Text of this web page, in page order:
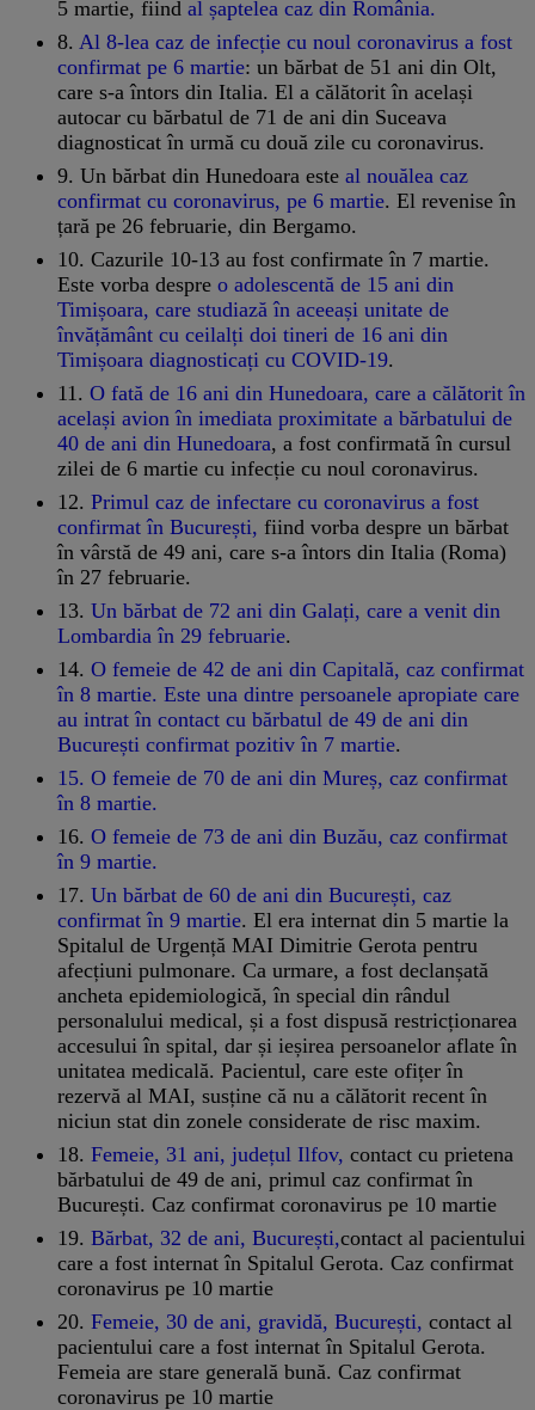
5 martie, fiind al șaptelea caz din România.
8. Al 8-lea caz de infecție cu noul coronavirus a fost
confirmat pe 6 martie: un bărbat de 51 ani din Olt,
care s-a întors din Italia. El a călătorit în același
autocar cu bărbatul de 71 de ani din Suceava
diagnosticat în urmă cu două zile cu coronavirus.
9. Un bărbat din Hunedoara este al nouălea caz
confirmat cu coronavirus, pe 6 martie. El revenise în
țară pe 26 februarie, din Bergamo.
10. Cazurile 10-13 au fost confirmate în 7 martie.
Este vorba despre o adolescentă de 15 ani din
Timișoara, care studiază în aceeași unitate de
învățământ cu ceilalți doi tineri de 16 ani din
Timișoara diagnosticați cu COVID-19.
11. O fată de 16 ani din Hunedoara, care a călătorit în
același avion în imediata proximitate a bărbatului de
40 de ani din Hunedoara, a fost confirmată în cursul
zilei de 6 martie cu infecție cu noul coronavirus.
12. Primul caz de infectare cu coronavirus a fost
confirmat în București, fiind vorba despre un bărbat
în vârstă de 49 ani, care s-a întors din Italia (Roma)
în 27 februarie.
13. Un bărbat de 72 ani din Galați, care a venit din
Lombardia în 29 februarie.
14. O femeie de 42 de ani din Capitală, caz confirmat
în 8 martie. Este una dintre persoanele apropiate care
au intrat în contact cu bărbatul de 49 de ani din
București confirmat pozitiv în 7 martie.
15. O femeie de 70 de ani din Mureș, caz confirmat
în 8 martie.
16. O femeie de 73 de ani din Buzău, caz confirmat
în 9 martie.
17. Un bărbat de 60 de ani din București, caz
confirmat în 9 martie. El era internat din 5 martie la
Spitalul de Urgență MAI Dimitrie Gerota pentru
afecțiuni pulmonare. Ca urmare, a fost declanșată
ancheta epidemiologică, în special din rândul
personalului medical, și a fost dispusă restricționarea
accesului în spital, dar și ieșirea persoanelor aflate în
unitatea medicală. Pacientul, care este ofițer în
rezervă al MAI, susține că nu a călătorit recent în
niciun stat din zonele considerate de risc maxim.
18. Femeie, 31 ani, județul Ilfov, contact cu prietena
bărbatului de 49 de ani, primul caz confirmat în
București. Caz confirmat coronavirus pe 10 martie
19. Bărbat, 32 de ani, București,contact al pacientului
care a fost internat în Spitalul Gerota. Caz confirmat
coronavirus pe 10 martie
20. Femeie, 30 de ani, gravidă, București, contact al
pacientului care a fost internat în Spitalul Gerota.
Femeia are stare generală bună. Caz confirmat
coronavirus pe 10 martie